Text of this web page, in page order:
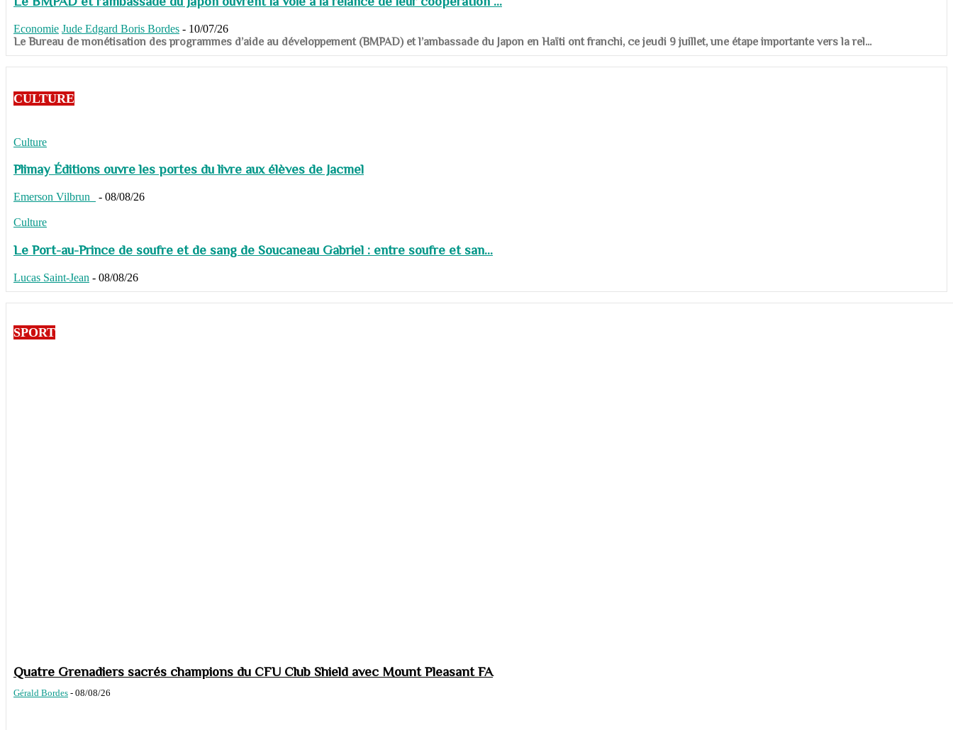
Economie Jude Edgard Boris Bordes - 10/07/26
​​​​​​​Le Bureau de monétisation des programmes d’aide au développement (BMPAD) et l’ambassade du Japon en Haïti ont franchi, ce jeudi 9 juillet, une étape importante vers la rel...
CULTURE
Culture
Plimay Éditions ouvre les portes du livre aux élèves de Jacmel
Emerson Vilbrun - 08/08/26
Culture
Le Port-au-Prince de soufre et de sang de Soucaneau Gabriel : entre soufre et san...
Lucas Saint-Jean - 08/08/26
SPORT
Quatre Grenadiers sacrés champions du CFU Club Shield avec Mount Pleasant FA
Gérald Bordes - 08/08/26